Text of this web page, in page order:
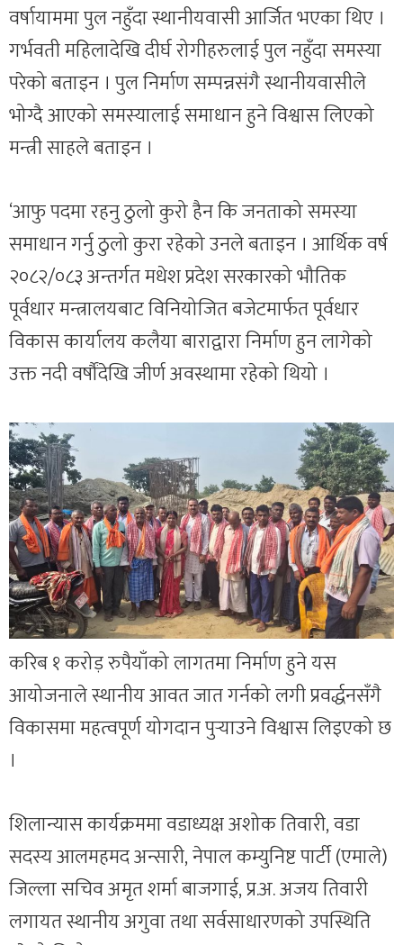
वर्षायाममा पुल नहुँदा स्थानीयवासी आर्जित भएका थिए ।
गर्भवती महिलादेखि दीर्घ रोगीहरुलाई पुल नहुँदा समस्या
परेको बताइन । पुल निर्माण सम्पन्नसंगै स्थानीयवासीले
भोग्दै आएको समस्यालाई समाधान हुने विश्वास लिएको
मन्त्री साहले बताइन ।
‘आफु पदमा रहनु ठुलो कुरो हैन कि जनताको समस्या
समाधान गर्नु ठुलो कुरा रहेको उनले बताइन । आर्थिक वर्ष
२०८२/०८३ अन्तर्गत मधेश प्रदेश सरकारको भौतिक
पूर्वधार मन्त्रालयबाट विनियोजित बजेटमार्फत पूर्वधार
विकास कार्यालय कलैया बाराद्वारा निर्माण हुन लागेको
उक्त नदी वर्षौंदेखि जीर्ण अवस्थामा रहेको थियो ।
करिब १ करोड़ रुपैयाँको लागतमा निर्माण हुने यस
आयोजनाले स्थानीय आवत जात गर्नको लगी प्रवर्द्धनसँगै
विकासमा महत्वपूर्ण योगदान पुर्‍याउने विश्वास लिइएको छ
।
शिलान्यास कार्यक्रममा वडाध्यक्ष अशोक तिवारी, वडा
सदस्य आलमहमद अन्सारी, नेपाल कम्युनिष्ट पार्टी (एमाले)
जिल्ला सचिव अमृत शर्मा बाजगाई, प्र.अ. अजय तिवारी
लगायत स्थानीय अगुवा तथा सर्वसाधारणको उपस्थिति